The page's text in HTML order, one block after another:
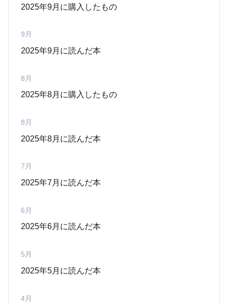
2025年9月に購入したもの
9月
2025年9月に読んだ本
8月
2025年8月に購入したもの
8月
2025年8月に読んだ本
7月
2025年7月に読んだ本
6月
2025年6月に読んだ本
5月
2025年5月に読んだ本
4月